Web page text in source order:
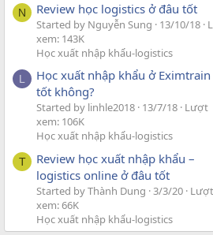
N Review học logistics ở đâu tốt
Started by Nguyễn Sung 13/10/18
xem: 143K
Học xuất nhập khẩu-logistics
L
Học xuất nhập khẩu ở Eximtrain
tốt không?
Started by linhle2018 13/7/18 Lượt
xem: 106K
Học xuất nhập khẩu-logistics
T
Review học xuất nhập khẩu –
logistics online ở đâu tốt
Started by Thành Dung 3/3/20 Lượt
xem: 66K
Học xuất nhập khẩu-logistics